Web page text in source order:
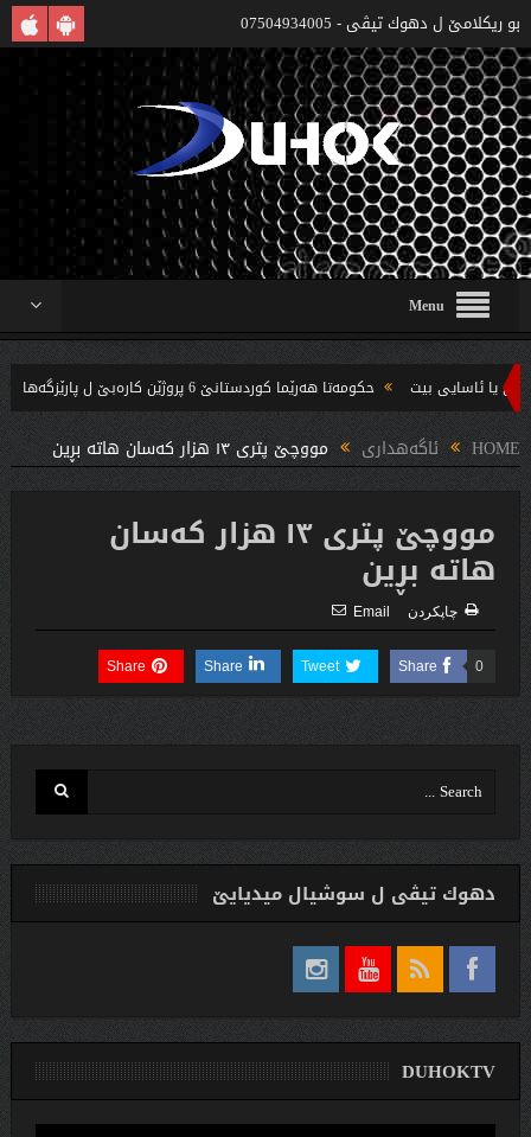
بو ريكلامێ ل دهوك تیڤی - 07504934005
Menu
حکومەتا هەرێما کوردستانێ 6 پروژێن کارەبێ ل پارێزگەها دهوکێ هنارتنه‌ قوناغا بجهئینانێ
بریار ده‌رئێخستنHOME ئاگەهداری مووچێ پتری ١٣ هزار كەسان هاتە بڕین
مووچێ پتری ١٣ هزار كەسان
هاتە بڕین
چاپكردن Email
Share 0
Tweet
Share
Share
دهوك تیڤی ل سوشیال ميديایێ
DUHOKTV